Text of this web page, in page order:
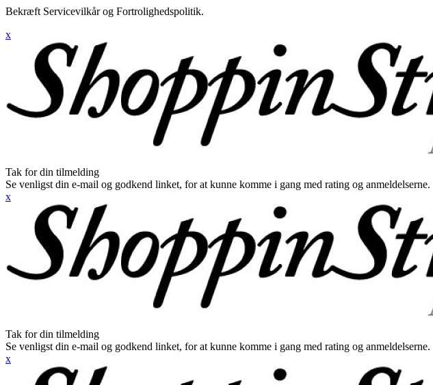
Bekræft Servicevilkår og Fortrolighedspolitik.
x
Tak for din tilmelding
Se venligst din e-mail og godkend linket, for at kunne komme i gang med rating og anmeldelserne.
x
Tak for din tilmelding
Se venligst din e-mail og godkend linket, for at kunne komme i gang med rating og anmeldelserne.
x